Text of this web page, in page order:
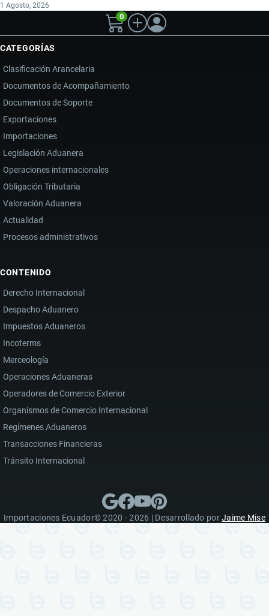
1 Agosto, 2026
0
CATEGORÍAS
Clasificación Arancelaria
Documentos de Acompañamiento
Documentos de Soporte
Exportaciones
Importaciones
Legislación Aduanera
Operaciones internacionales
Obligación Tributaria
Valoración Aduanera
Actualidad
Procesos administrativos
CONTENIDO
Derecho Internacional
Despacho Aduanero
Impuestos Aduaneros
Incoterms
Merceología
Operaciones Aduaneras
Operadores de Comercio Exterior
Organismos de Comercio Internacional
Regímenes Aduaneros
Transacciones Financieras
Tránsito Internacional
Importaciones Ecuador© 2020 - 2026 | Desarrollado porJaime Mise